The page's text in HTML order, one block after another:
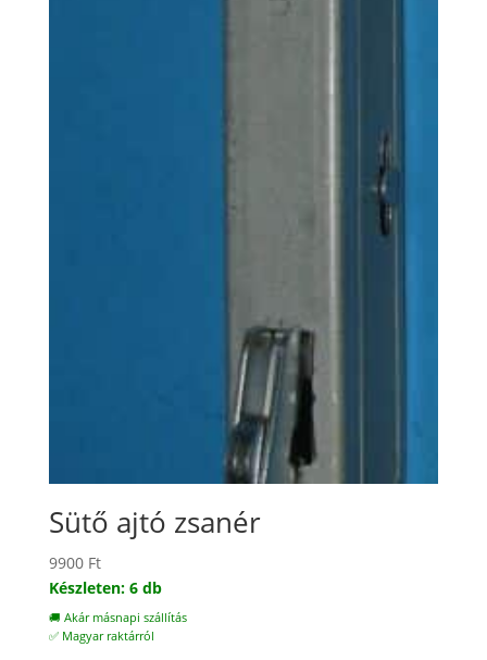
Sütő ajtó zsanér
9900 Ft
Készleten: 6 db
🚚 Akár másnapi szállítás
✅ Magyar raktárról